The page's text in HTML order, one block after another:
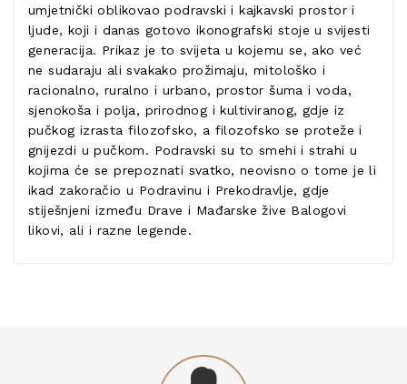
umjetnički oblikovao podravski i kajkavski prostor i
ljude, koji i danas gotovo ikonografski stoje u svijesti
generacija. Prikaz je to svijeta u kojemu se, ako već
ne sudaraju ali svakako prožimaju, mitološko i
racionalno, ruralno i urbano, prostor šuma i voda,
sjenokoša i polja, prirodnog i kultiviranog, gdje iz
pučkog izrasta filozofsko, a filozofsko se proteže i
gnijezdi u pučkom. Podravski su to smehi i strahi u
kojima će se prepoznati svatko, neovisno o tome je li
ikad zakoračio u Podravinu i Prekodravlje, gdje
stiješnjeni između Drave i Mađarske žive Balogovi
likovi, ali i razne legende.